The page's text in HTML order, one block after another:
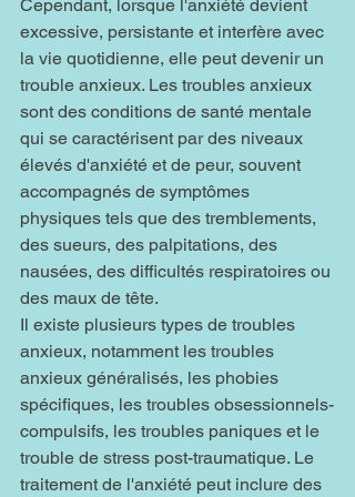
Cependant, lorsque l'anxiété devient
excessive, persistante et interfère avec
la vie quotidienne, elle peut devenir un
trouble anxieux. Les troubles anxieux
sont des conditions de santé mentale
qui se caractérisent par des niveaux
élevés d'anxiété et de peur, souvent
accompagnés de symptômes
physiques tels que des tremblements,
des sueurs, des palpitations, des
nausées, des difficultés respiratoires ou
des maux de tête.
Il existe plusieurs types de troubles
anxieux, notamment les troubles
anxieux généralisés, les phobies
spécifiques, les troubles obsessionnels-
compulsifs, les troubles paniques et le
trouble de stress post-traumatique. Le
traitement de l'anxiété peut inclure des